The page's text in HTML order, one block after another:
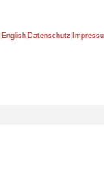
English Datenschutz